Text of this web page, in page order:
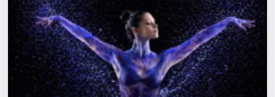
Экскурсии
Спорт
События